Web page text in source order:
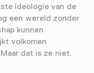
ideologie van de
een wereld zonder
kunnen
volkomen
dat is ze niet.